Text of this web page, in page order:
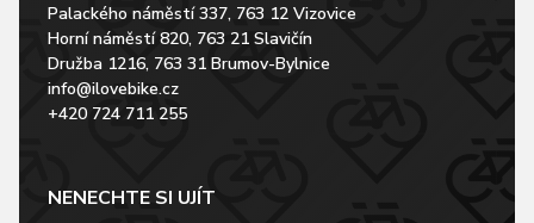
Palackého náměstí 337, 763 12 Vizovice
Horní náměstí 820, 763 21 Slavičín
Družba 1216, 763 31 Brumov-Bylnice
info@ilovebike.cz
+420 724 711 255
NENECHTE SI UJÍT